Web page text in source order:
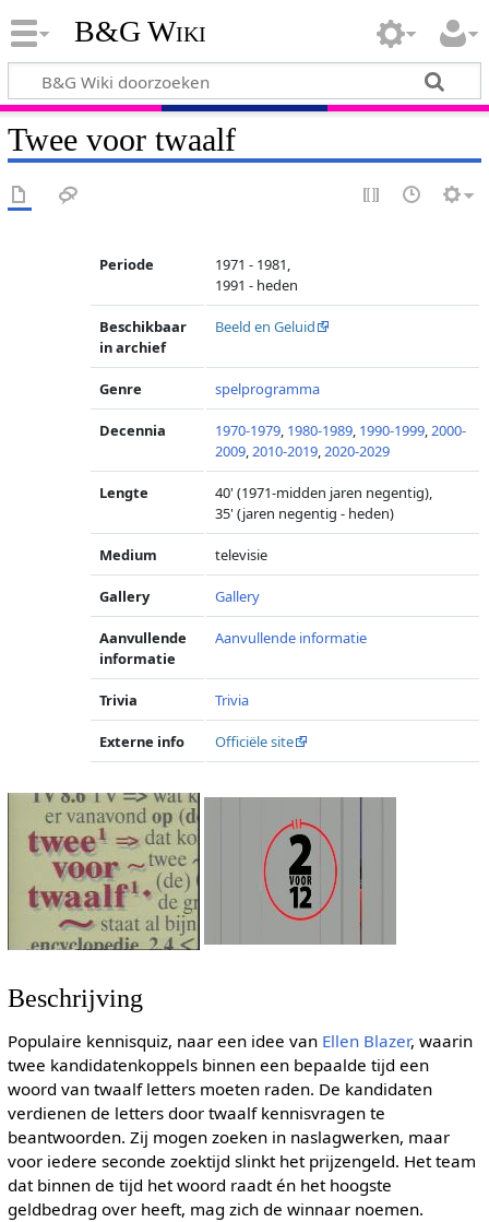
B&G Wiki
Twee voor twaalf
Periode
1971 - 1981,
1991 - heden
Beschikbaar
in archief
Beeld en Geluid
Genre spelprogramma
Decennia 1970-1979, 1980-1989, 1990-1999,2000-
2009,2010-2019,2020-2029
Lengte
40' (1971-midden jaren negentig),
35' (jaren negentig - heden)
Medium televisie
Gallery Gallery
Aanvullende
informatie
Aanvullende informatie
Trivia Trivia
Externe info Officiële site
Beschrijving
Populaire kennisquiz, naar een idee van Ellen Blazer, waarin
twee kandidatenkoppels binnen een bepaalde tijd een
woord van twaalf letters moeten raden. De kandidaten
verdienen de letters door twaalf kennisvragen te
beantwoorden. Zij mogen zoeken in naslagwerken, maar
voor iedere seconde zoektijd slinkt het prijzengeld. Het team
dat binnen de tijd het woord raadt én het hoogste
geldbedrag over heeft, mag zich de winnaar noemen.